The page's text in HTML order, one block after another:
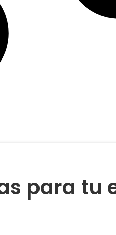
para tu